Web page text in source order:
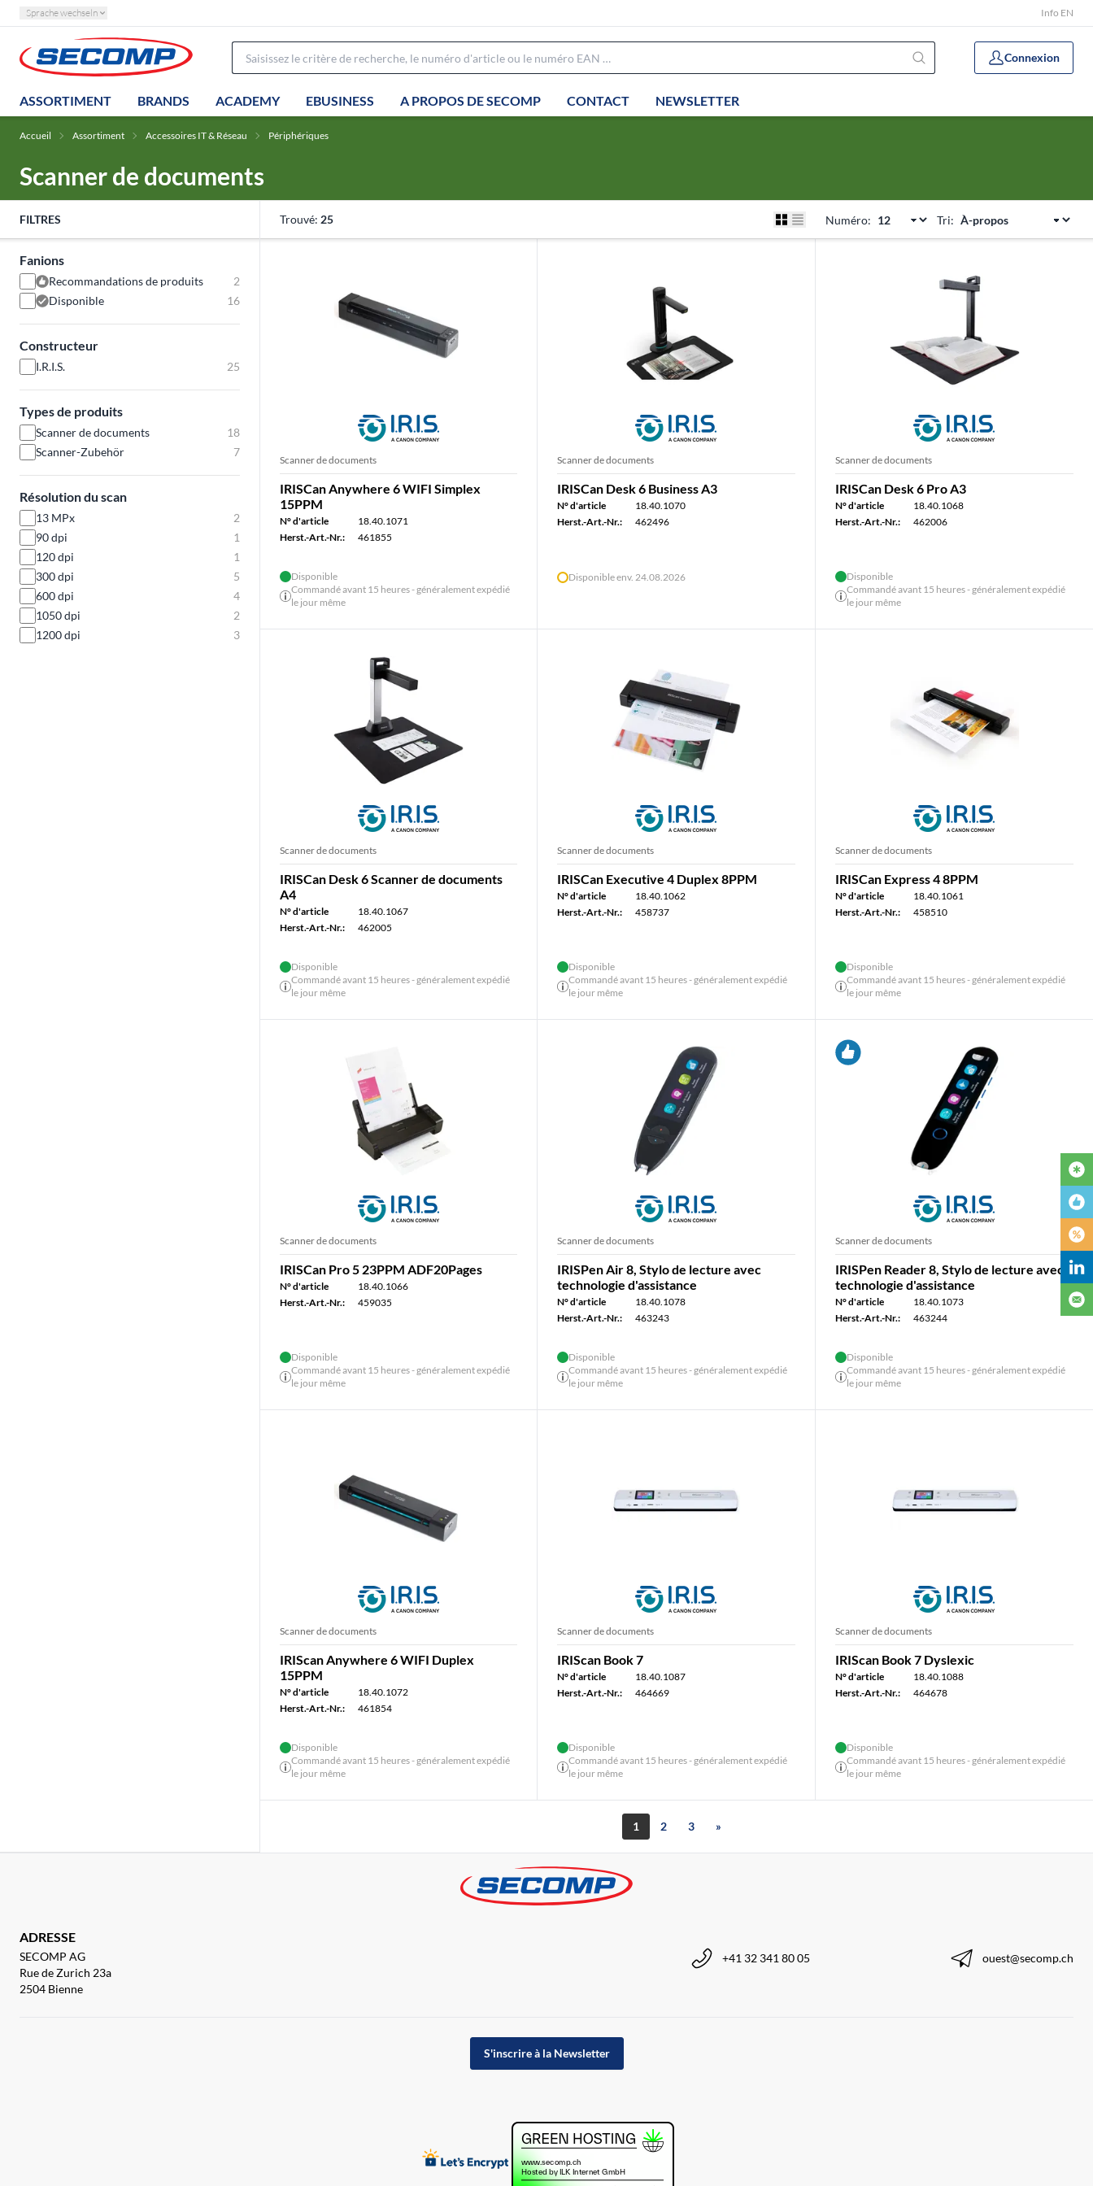
Sprache wechseln Info EN
Connexion
ASSORTIMENT BRANDS ACADEMY EBUSINESS A PROPOS DE SECOMP CONTACT NEWSLETTER
Accueil Assortiment Accessoires IT & Réseau Périphériques
Scanner de documents
FILTRES
Fanions
Recommandations de produits
2
Disponible
16
Constructeur
I.R.I.S. 25
Types de produits
Scanner de documents
18
Scanner-Zubehör
7
Résolution du scan
13 MPx
2
90 dpi
1
120 dpi
1
300 dpi
5
600 dpi
4
1050 dpi
2
1200 dpi
3
Trouvé: 25 Numéro: Tri:
Scanner de documents
IRISCan Anywhere 6 WIFI Simplex
15PPM
N° d'article
18.40.1071
Herst.-Art.-Nr.:
461855
Disponible
Commandé avant 15 heures - généralement expédié
le jour même
Scanner de documents
IRISCan Desk 6 Business A3
N° d'article
18.40.1070
Herst.-Art.-Nr.:
462496
Disponible env. 24.08.2026
Scanner de documents
IRISCan Desk 6 Pro A3
N° d'article
18.40.1068
Herst.-Art.-Nr.:
462006
Disponible
Commandé avant 15 heures - généralement expédié
le jour même
Scanner de documents
IRISCan Desk 6 Scanner de documents
A4
N° d'article
18.40.1067
Herst.-Art.-Nr.:
462005
Disponible
Commandé avant 15 heures - généralement expédié
le jour même
Scanner de documents
IRISCan Executive 4 Duplex 8PPM
N° d'article
18.40.1062
Herst.-Art.-Nr.:
458737
Disponible
Commandé avant 15 heures - généralement expédié
le jour même
Scanner de documents
IRISCan Express 4 8PPM
N° d'article
18.40.1061
Herst.-Art.-Nr.:
458510
Disponible
Commandé avant 15 heures - généralement expédié
le jour même
Scanner de documents
IRISCan Pro 5 23PPM ADF20Pages
N° d'article
18.40.1066
Herst.-Art.-Nr.:
459035
Disponible
Commandé avant 15 heures - généralement expédié
le jour même
Scanner de documents
IRISPen Air 8, Stylo de lecture avec
technologie d'assistance
N° d'article
18.40.1078
Herst.-Art.-Nr.:
463243
Disponible
Commandé avant 15 heures - généralement expédié
le jour même
Scanner de documents
IRISPen Reader 8, Stylo de lecture avec
technologie d'assistance
N° d'article
18.40.1073
Herst.-Art.-Nr.:
463244
Disponible
Commandé avant 15 heures - généralement expédié
le jour même
Scanner de documents
IRIScan Anywhere 6 WIFI Duplex
15PPM
N° d'article
18.40.1072
Herst.-Art.-Nr.:
461854
Disponible
Commandé avant 15 heures - généralement expédié
le jour même
Scanner de documents
IRIScan Book 7
N° d'article
18.40.1087
Herst.-Art.-Nr.:
464669
Disponible
Commandé avant 15 heures - généralement expédié
le jour même
Scanner de documents
IRIScan Book 7 Dyslexic
N° d'article
18.40.1088
Herst.-Art.-Nr.:
464678
Disponible
Commandé avant 15 heures - généralement expédié
le jour même
1 2 3 »
ADRESSE
SECOMP AG
Rue de Zurich 23a
2504 Bienne
+41 32 341 80 05 ouest@secomp.ch
S'inscrire à la Newsletter